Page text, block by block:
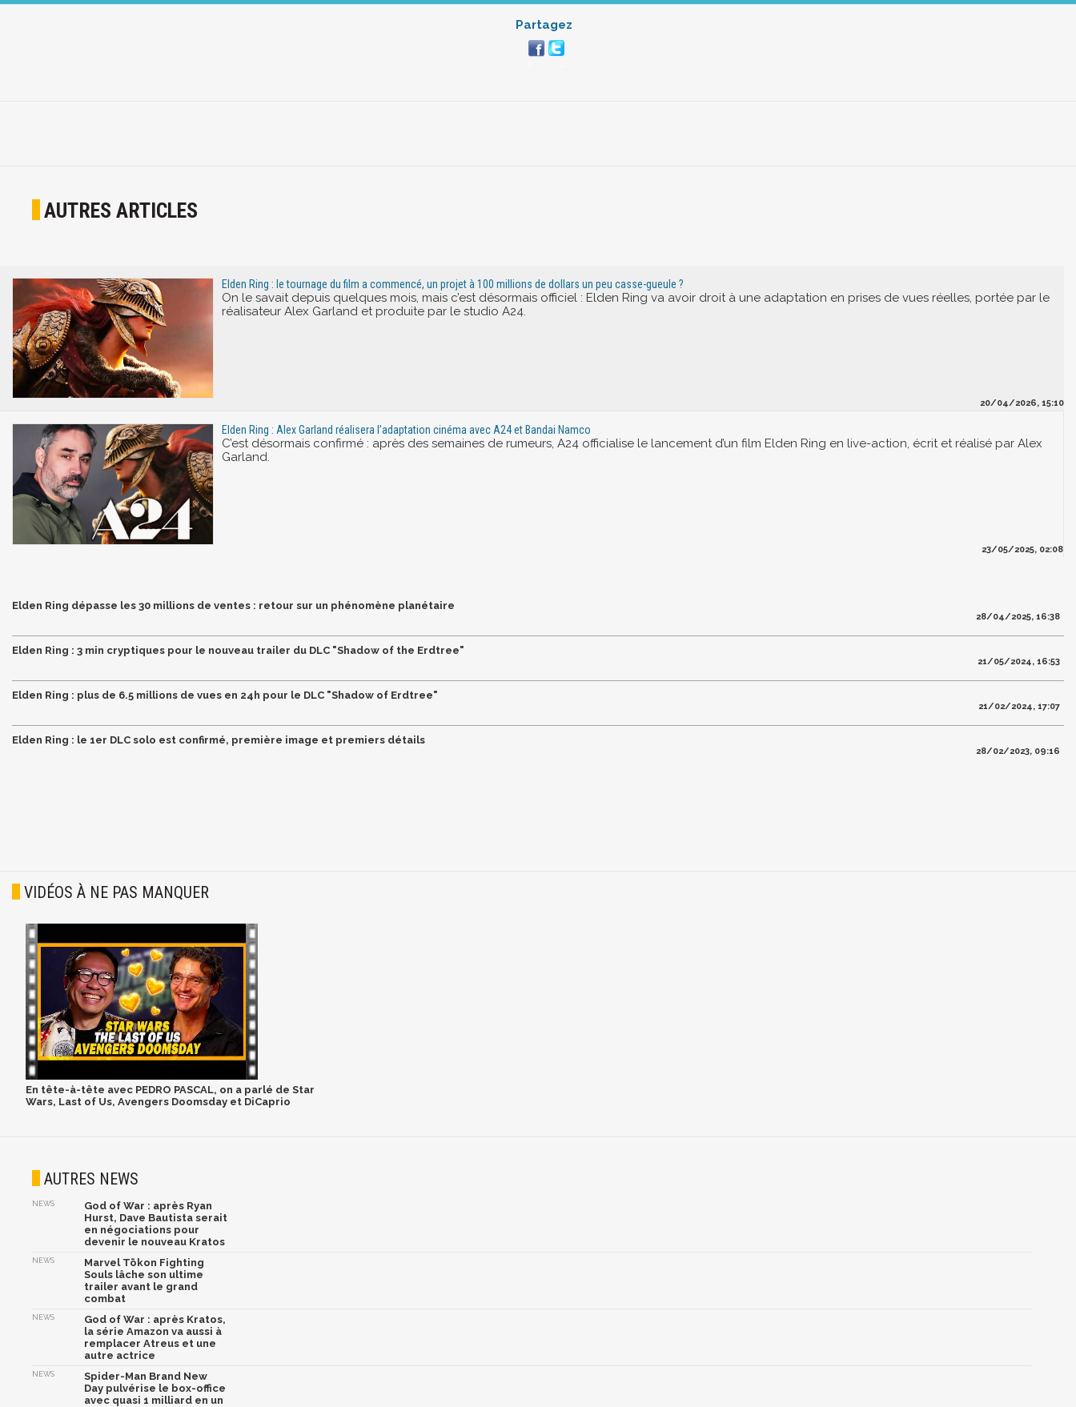
Partagez
AUTRES ARTICLES
Elden Ring : le tournage du film a commencé, un projet à 100 millions de dollars un peu casse-gueule ?
On le savait depuis quelques mois, mais c’est désormais officiel : Elden Ring va avoir droit à une adaptation en prises de vues réelles, portée par le
réalisateur Alex Garland et produite par le studio A24.
20/04/2026, 15:10
Elden Ring : Alex Garland réalisera l’adaptation cinéma avec A24 et Bandai Namco
C’est désormais confirmé : après des semaines de rumeurs, A24 officialise le lancement d’un film Elden Ring en live-action, écrit et réalisé par Alex
Garland.
23/05/2025, 02:08
Elden Ring dépasse les 30 millions de ventes : retour sur un phénomène planétaire
28/04/2025, 16:38
Elden Ring : 3 min cryptiques pour le nouveau trailer du DLC "Shadow of the Erdtree"
21/05/2024, 16:53
Elden Ring : plus de 6.5 millions de vues en 24h pour le DLC "Shadow of Erdtree"
21/02/2024, 17:07
Elden Ring : le 1er DLC solo est confirmé, première image et premiers détails
28/02/2023, 09:16
VIDÉOS À NE PAS MANQUER
En tête-à-tête avec PEDRO PASCAL, on a parlé de Star
Wars, Last of Us, Avengers Doomsday et DiCaprio
AUTRES NEWS
NEWS
God of War : après Ryan
Hurst, Dave Bautista serait
en négociations pour
devenir le nouveau Kratos
NEWS
Marvel Tōkon Fighting
Souls lâche son ultime
trailer avant le grand
combat
NEWS
God of War : après Kratos,
la série Amazon va aussi à
remplacer Atreus et une
autre actrice
NEWS
Spider-Man Brand New
Day pulvérise le box-office
avec quasi 1 milliard en un